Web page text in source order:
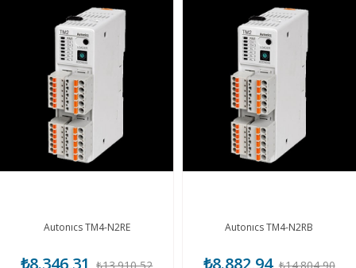
Autonıcs TM4-N2RE
₺8.346,31
Autonıcs TM4-N2RB
₺8.882,94